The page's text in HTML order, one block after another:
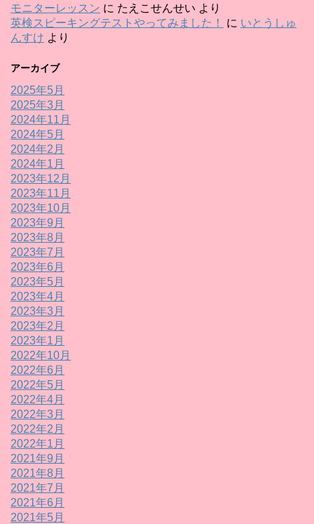
モニターレッスン に たえこせんせい より
英検スピーキングテストやってみました！
に いとうしゅ
んすけ より
アーカイブ
2025年5月
2025年3月
2024年11月
2024年5月
2024年2月
2024年1月
2023年12月
2023年11月
2023年10月
2023年9月
2023年8月
2023年7月
2023年6月
2023年5月
2023年4月
2023年3月
2023年2月
2023年1月
2022年10月
2022年6月
2022年5月
2022年4月
2022年3月
2022年2月
2022年1月
2021年9月
2021年8月
2021年7月
2021年6月
2021年5月